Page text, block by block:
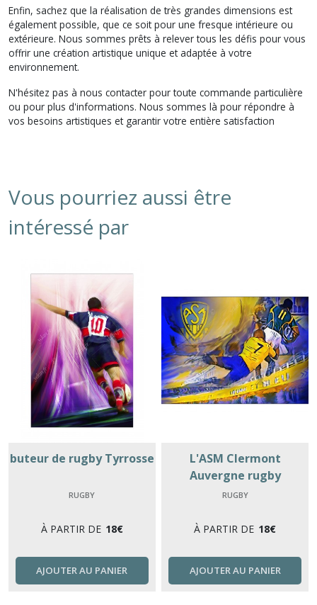
Enfin, sachez que la réalisation de très grandes dimensions est
également possible, que ce soit pour une fresque intérieure ou
extérieure. Nous sommes prêts à relever tous les défis pour vous
offrir une création artistique unique et adaptée à votre
environnement.
N'hésitez pas à nous contacter pour toute commande particulière
ou pour plus d'informations. Nous sommes là pour répondre à
vos besoins artistiques et garantir votre entière satisfaction
Vous pourriez aussi être
intéressé par
buteur de rugby Tyrrosse
RUGBY
À PARTIR DE 18€
AJOUTER AU PANIER
L'ASM Clermont
Auvergne rugby
RUGBY
À PARTIR DE 18€
AJOUTER AU PANIER